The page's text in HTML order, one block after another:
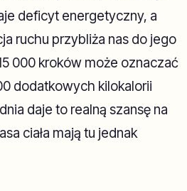
deficyt energetyczny, a
ruchu przybliża nas do jego
000 kroków może oznaczać
dodatkowych kilokalorii
daje to realną szansę na
ciała mają tu jednak